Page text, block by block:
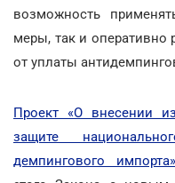
возможность
меры, так и оперативно
от уплаты
Проект «О внесении
защите
демпингового импорта»